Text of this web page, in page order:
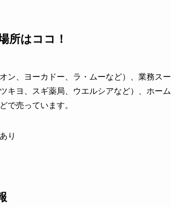
所はココ！
ン、ヨーカドー、ラ・ムーなど）、業務ス
キヨ、スギ薬局、ウエルシアなど）、ホー
で売っています。
り